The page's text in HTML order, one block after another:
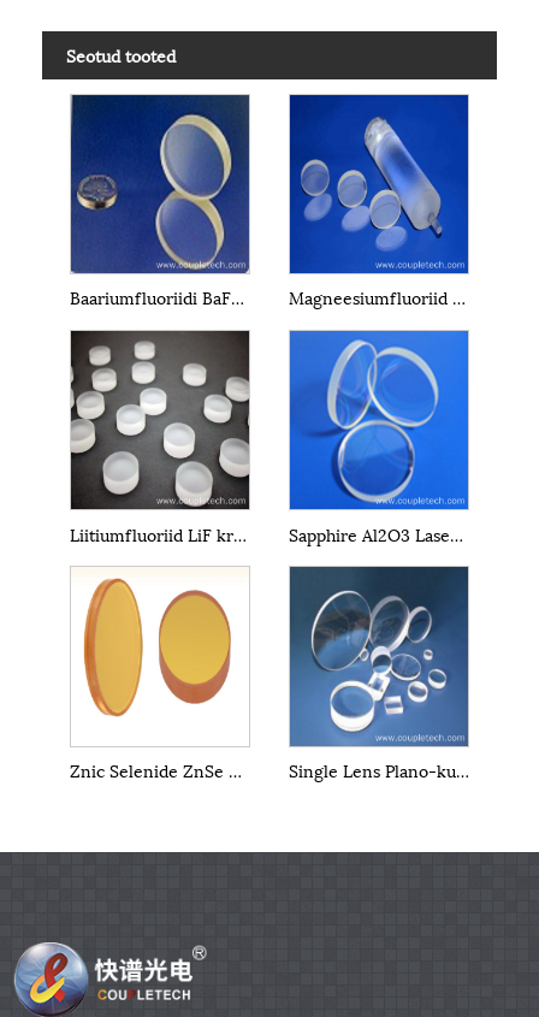
Seotud tooted
Baariumfluoriidi BaF2 kristallaknad Magneesiumfluoriid MgF2 IR-kristallaknad
Liitiumfluoriid LiF kristallaknad Sapphire Al2O3 Laser Crystal aknad
Znic Selenide ZnSe Windows Single Lens Plano-kumer tasapinnaline-nõgus objektiiv